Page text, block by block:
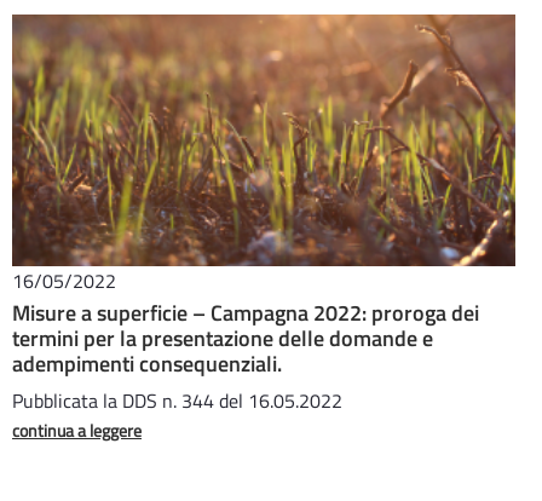
16/05/2022
Misure a superficie – Campagna 2022: proroga dei
termini per la presentazione delle domande e
adempimenti consequenziali.
Pubblicata la DDS n. 344 del 16.05.2022
continua a leggere